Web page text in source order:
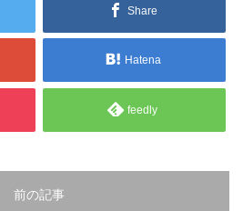
Share
Hatena
feedly
前の記事
今まで使用が出来ないとされていた小